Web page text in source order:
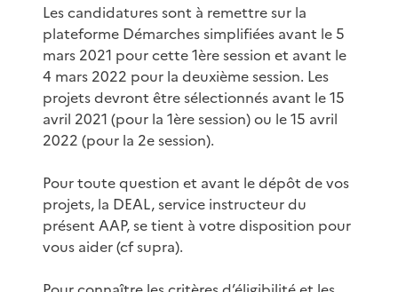
Les candidatures sont à remettre sur la
plateforme Démarches simplifiées avant le 5
mars 2021 pour cette 1ère session et avant le
4 mars 2022 pour la deuxième session. Les
projets devront être sélectionnés avant le 15
avril 2021 (pour la 1ère session) ou le 15 avril
2022 (pour la 2e session).
Pour toute question et avant le dépôt de vos
projets, la DEAL, service instructeur du
présent AAP, se tient à votre disposition pour
vous aider (cf supra).